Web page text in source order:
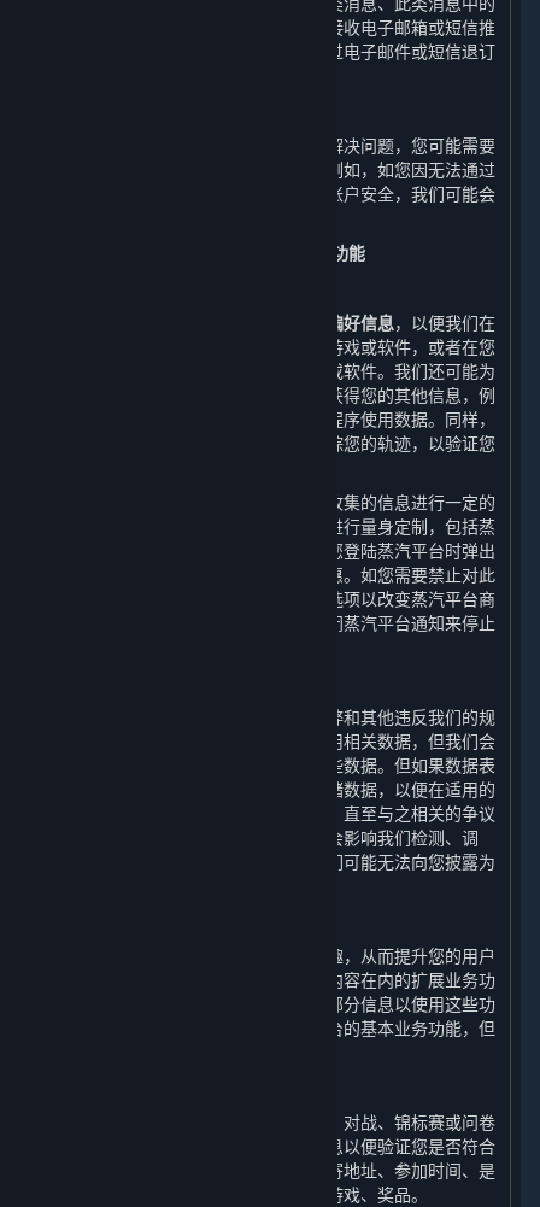
哪些链接被打开等相关信息。如您拒绝接收电子邮箱或短信推
送的商业信息，您可以随时在平台、通过电子邮件或短信退订
在您接受客户支持服务时，为了帮助您解决问题，您可能需要
提供本政策中未明确提及的其他信息，例如，如您因无法通过
密码成功登录账户而投诉，为确保您的账户安全，我们可能会
（二） 改进我们的内容和服务所必需的功能
订单信息、浏览信息和偏好信息，以便我们在
您启动平台时向您展示您可能感兴趣的游戏或软件，或者在您
搜索时向您展示您可能希望找到的游戏或软件。我们还可能为
了改进内容和服务的质量的合理需要而获得您的其他信息，例
如通过自动电子交互收集的数据和应用程序使用数据。同样，
我们也将通过我们的网站和应用程序跟踪您的轨迹，以验证您
为了改善您的用户体验，我们可能会对收集的信息进行一定的
处理，以便我们能够根据您的个性需求进行量身定制，包括蒸
汽平台商店页面显示的内容和服务以及您登陆蒸汽平台时弹出
的内容和服务的更新、相关的建议和优惠。如您需要禁止对此
类信息的处理，您可以通过设置特定筛选项以改变蒸汽平台商
店页面显示的内容和服务，或者通过关闭蒸汽平台通知来停止
为了检测、调查、处理和预防欺诈、作弊和其他违反我们的规
定和适用法律的行为，我们会收集和使用相关数据，但我们会
仅在上述目的所需的最短时间内存储这些数据。但如果数据表
明可能发生违规行为，我们将进一步存储数据，以便在适用的
诉讼时效期间用于主张索赔或进行抗辩，直至与之相关的争议
得到解决。请注意，如果披露此类信息会影响我们检测、调
查、处理和防止违规行为的机制，则我们可能无法向您披露为
为提升您通过平台运行游戏的便捷和乐趣，从而提升您的用户
体验，我们的平台会提供包括如下所列内容在内的扩展业务功
能。您可选择授权我们收集和使用您的部分信息以使用这些功
能；如您拒绝授权，您依然可以使用平台的基本业务功能，但
当您参与线上或线下活动时（包括比赛、对战、锦标赛或问卷
调查），我们会收集和使用您的相关信息以便验证您是否符合
活动资格并向您进行奖品派送，例如邮寄地址、参加时间、是
否符合资格、是否已过期、获奖时间、游戏、奖品。